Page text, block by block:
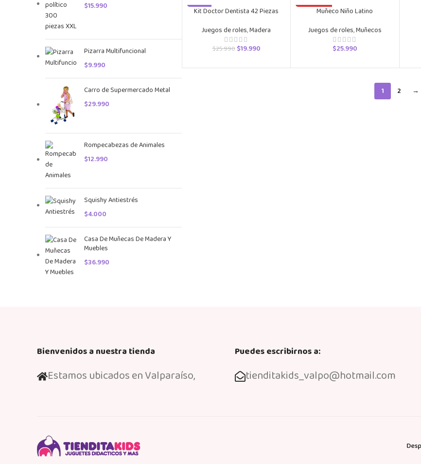
$15.990
Pizarra Multifuncional
$9.990
Carro de Supermercado Metal
$29.990
Rompecabezas de Animales
$12.990
Squishy Antiestrés
$4.000
Casa De Muñecas De Madera Y
Muebles
$36.990
-23%
Kit Doctor Dentista 42 Piezas
Juegos de roles,Madera
$25.990 $19.990
AGOTADOMuñeco Niño Latino
Juegos de roles,Muñecos
$25.990
1 2 →
Bienvenidos a nuestra tienda
Estamos ubicados en Valparaíso,
Puedes escribirnos a:
tienditakids_valpo@hotmail.com